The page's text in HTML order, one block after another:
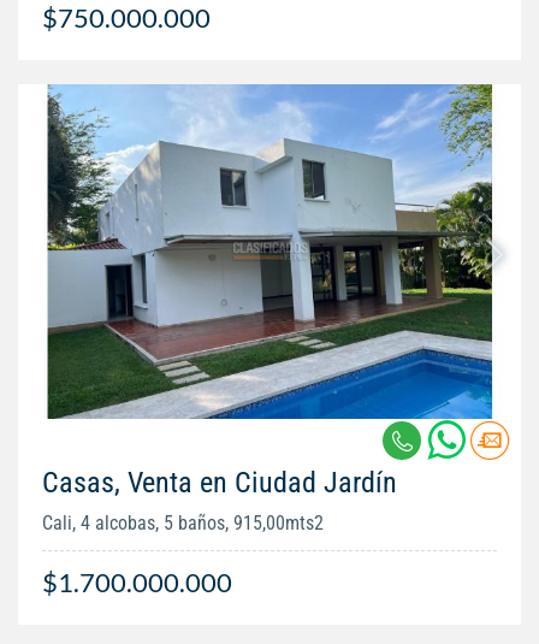
$750.000.000
Casas, Venta en Ciudad Jardín
Cali, 4 alcobas, 5 baños, 915,00mts2
$1.700.000.000